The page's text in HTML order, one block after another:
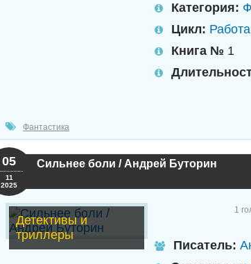
Категория:
Цикл:
Книга № 1
Фантастика
Сильнее боли / Андрей Буторин
05
11
2025
Детективы и
триллеры
1
Писатель: